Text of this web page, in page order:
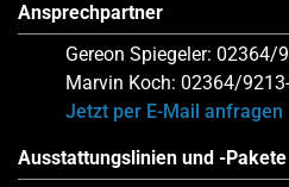
Ansprechpartner
Gereon Spiegeler: 02364/
Marvin Koch: 02364/
Jetzt per E-Mail anfragen
Ausstattungslinien und -Pakete